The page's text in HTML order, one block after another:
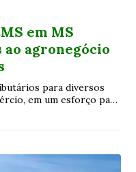
em MS
ao agronegócio
para diversos
em um esforço para